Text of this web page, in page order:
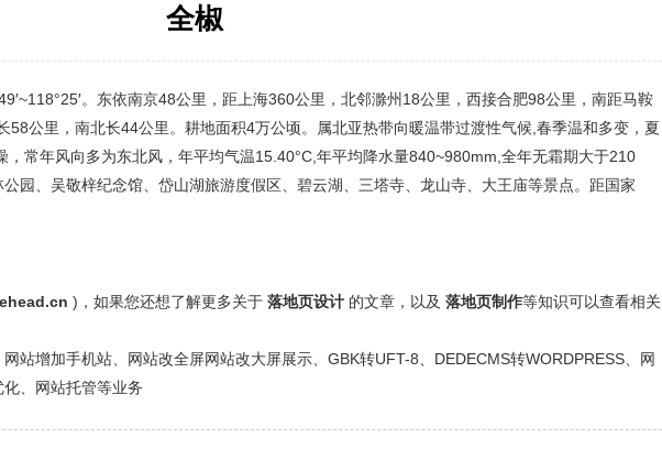
全椒
。东依南京48公里，距上海360公里，北邻滁州18公里，西接合肥98公里，南距马鞍
58公里，南北长44公里。耕地面积4万公顷。属北亚热带向暖温带过渡性气候,春季温和多变，夏
，常年风向多为东北风，年平均气温15.40°C,年平均降水量840~980mm,全年无霜期大于210
园、吴敬梓纪念馆、岱山湖旅游度假区、碧云湖、三塔寺、龙山寺、大王庙等景点。距国家
)，如果您还想了解更多关于落地页设计 的文章，以及落地页制作等知识可以查看相关
站增加手机站、网站改全屏网站改大屏展示、GBK转UFT-8、DEDECMS转WORDPRESS、网
、网站托管等业务